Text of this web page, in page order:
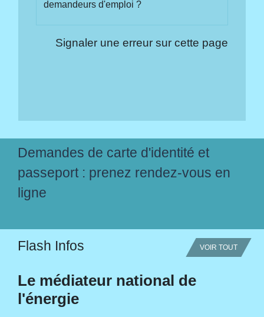
demandeurs d'emploi ?
Signaler une erreur sur cette page
Demandes de carte d'identité et
passeport : prenez rendez-vous en
ligne
Flash Infos VOIR TOUT
Le médiateur national de
l'énergie